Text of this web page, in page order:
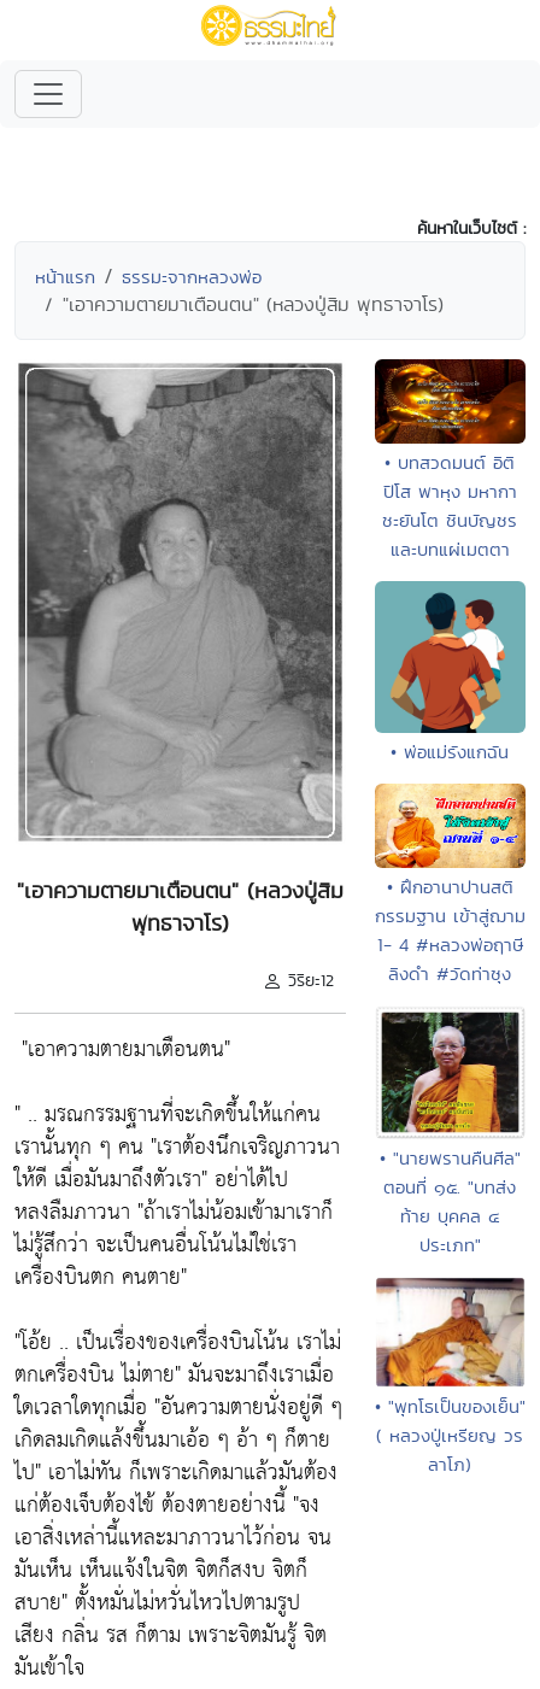
ค้นหาในเว็บไซต์ :
หน้าแรก ธรรมะจากหลวงพ่อ
"เอาความตายมาเตือนตน" (หลวงปู่สิม พุทธาจาโร)
"เอาความตายมาเตือนตน" (หลวงปู่สิม
พุทธาจาโร)
วิริยะ12
"เอาความตายมาเตือนตน"
" .. มรณกรรมฐานที่จะเกิดขึ้นให้แก่คน
เรานั้นทุก ๆ คน "เราต้องนึกเจริญภาวนา
ให้ดี เมื่อมันมาถึงตัวเรา"อย่าได้ไป
หลงลืมภาวนา "ถ้าเราไม่น้อมเข้ามาเราก็
ไม่รู้สึกว่า จะเป็นคนอื่นโน้นไม่ใช่เรา
เครื่องบินตก คนตาย"
"โอ้ย .. เป็นเรื่องของเครื่องบินโน้น เราไม่
ตกเครื่องบิน ไม่ตาย"มันจะมาถึงเราเมื่อ
ใดเวลาใดทุกเมื่อ "อันความตายนั่งอยู่ดี ๆ
เกิดลมเกิดแล้งขึ้นมาเอ้อ ๆ อ้า ๆ ก็ตาย
ไป" เอาไม่ทัน ก็เพราะเกิดมาแล้วมันต้อง
แก่ต้องเจ็บต้องไข้ ต้องตายอย่างนี้ "จง
เอาสิ่งเหล่านี้แหละมาภาวนาไว้ก่อน จน
มันเห็น เห็นแจ้งในจิต จิตก็สงบ จิตก็
สบาย"ตั้งหมั่นไม่หวั่นไหวไปตามรูป
เสียง กลิ่น รส ก็ตาม เพราะจิตมันรู้ จิต
มันเข้าใจ
• บทสวดมนต์ อิติ
ปิโส พาหุง มหากา
ชะยันโต ชินบัญชร
และบทแผ่เมตตา
• พ่อแม่รังแกฉัน
• ฝึกอานาปานสติ
กรรมฐาน เข้าสู่ฌาม
1- 4 #หลวงพ่อฤาษี
ลิงดำ #วัดท่าซุง
• "นายพรานคืนศีล"
ตอนที่ ๑๕. "บทส่ง
ท้าย บุคคล ๔
ประเภท"
• "พุทโธเป็นของเย็น"
( หลวงปู่เหรียญ วร
ลาโภ)